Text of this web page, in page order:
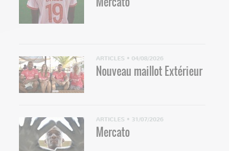
ARTICLES • 04/08/2026
Nouveau maillot Extérieur
ARTICLES • 31/07/2026
Mercato